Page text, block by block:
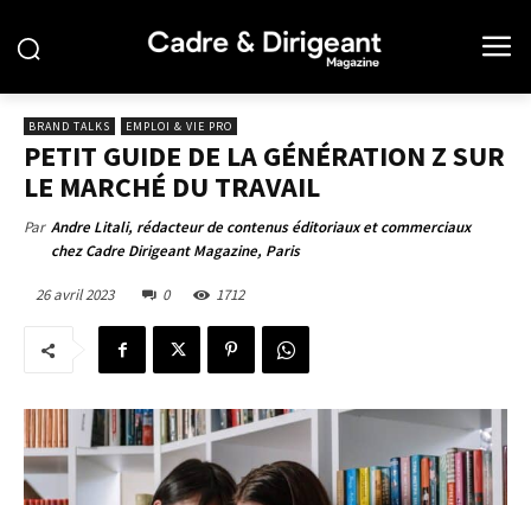
BRAND TALKS EMPLOI & VIE PRO
PETIT GUIDE DE LA GÉNÉRATION Z SUR
LE MARCHÉ DU TRAVAIL
Par Andre Litali, rédacteur de contenus éditoriaux et commerciaux
chez Cadre Dirigeant Magazine, Paris
26 avril 2023 0 1712